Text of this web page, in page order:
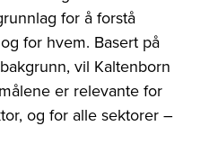
for å forstå
for hvem. Basert på
vil Kaltenborn
er relevante for
og for alle sektorer –